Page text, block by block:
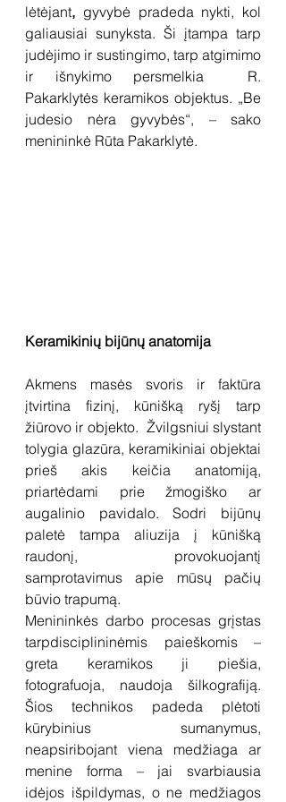
lėtėjant, gyvybė pradeda nykti, kol
galiausiai sunyksta. Ši įtampa tarp
judėjimo ir sustingimo, tarp atgimimo
ir išnykimo persmelkia  R.
Pakarklytės keramikos objektus. „Be
judesio nėra gyvybės“, – sako
menininkė Rūta Pakarklytė.
Keramikinių bijūnų anatomija
Akmens masės svoris ir faktūra
įtvirtina fizinį, kūnišką ryšį tarp
žiūrovo ir objekto.  Žvilgsniui slystant
tolygia glazūra, keramikiniai objektai
prieš akis keičia anatomiją,
priartėdami prie žmogiško ar
augalinio pavidalo. Sodri bijūnų
paletė tampa aliuzija į kūnišką
raudonį, provokuojantį
samprotavimus apie mūsų pačių
būvio trapumą.
Menininkės darbo procesas grįstas
tarpdisciplininėmis paieškomis –
greta keramikos ji piešia,
fotografuoja, naudoja šilkografiją.
Šios technikos padeda plėtoti
kūrybinius sumanymus,
neapsiribojant viena medžiaga ar
menine forma – jai svarbiausia
idėjos išpildymas, o ne medžiagos